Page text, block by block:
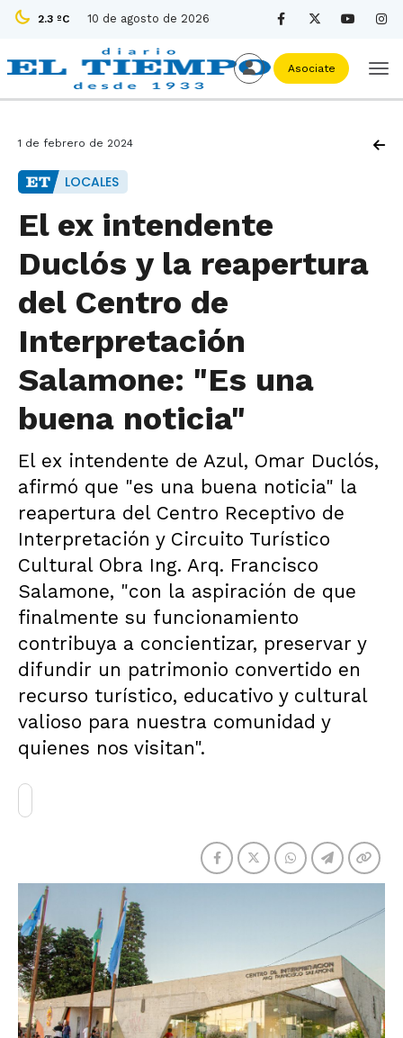
2.3 ºC 10 de agosto de 2026
Asociate
1 de febrero de 2024
LOCALES
El ex intendente
Duclós y la reapertura
del Centro de
Interpretación
Salamone: "Es una
buena noticia"
El ex intendente de Azul, Omar Duclós,
afirmó que "es una buena noticia" la
reapertura del Centro Receptivo de
Interpretación y Circuito Turístico
Cultural Obra Ing. Arq. Francisco
Salamone, "con la aspiración de que
finalmente su funcionamiento
contribuya a concientizar, preservar y
difundir un patrimonio convertido en
recurso turístico, educativo y cultural
valioso para nuestra comunidad y
quienes nos visitan".